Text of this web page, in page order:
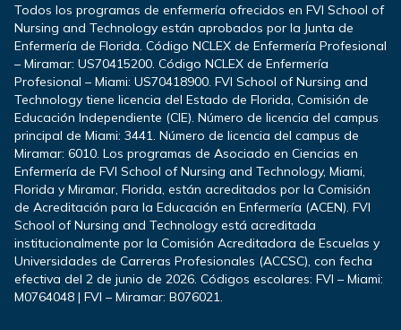
Todos los programas de enfermería ofrecidos en FVI School of
Nursing and Technology están aprobados por la Junta de
Enfermería de Florida. Código NCLEX de Enfermería Profesional
– Miramar: US70415200. Código NCLEX de Enfermería
Profesional – Miami: US70418900. FVI School of Nursing and
Technology tiene licencia del Estado de Florida, Comisión de
Educación Independiente (CIE). Número de licencia del campus
principal de Miami: 3441. Número de licencia del campus de
Miramar: 6010. Los programas de Asociado en Ciencias en
Enfermería de FVI School of Nursing and Technology, Miami,
Florida y Miramar, Florida, están acreditados por la Comisión
de Acreditación para la Educación en Enfermería (ACEN). FVI
School of Nursing and Technology está acreditada
institucionalmente por la Comisión Acreditadora de Escuelas y
Universidades de Carreras Profesionales (ACCSC), con fecha
efectiva del 2 de junio de 2026. Códigos escolares: FVI – Miami:
M0764048 | FVI – Miramar: B076021.